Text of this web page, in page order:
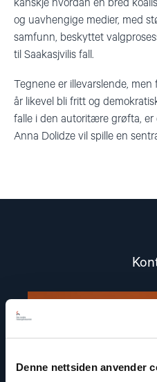
Denne nettsiden anvender
kanskje hvordan en bred
og uavhengige medier, med
samfunn, beskyttet
til Saakasjvilis fall.
Tegnene er illevarslende,
år likevel bli fritt og
falle i den autoritære grøfta,
Anna Dolidze vil spille en